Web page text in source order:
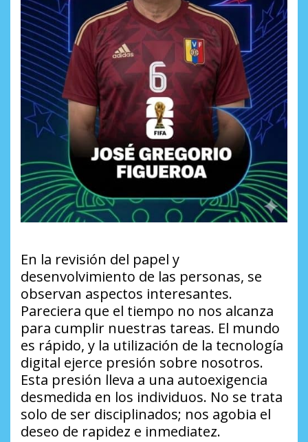
En la revisión del papel y
desenvolvimiento de las personas, se
observan aspectos interesantes.
Pareciera que el tiempo no nos alcanza
para cumplir nuestras tareas. El mundo
es rápido, y la utilización de la tecnología
digital ejerce presión sobre nosotros.
Esta presión lleva a una autoexigencia
desmedida en los individuos. No se trata
solo de ser disciplinados; nos agobia el
deseo de rapidez e inmediatez.